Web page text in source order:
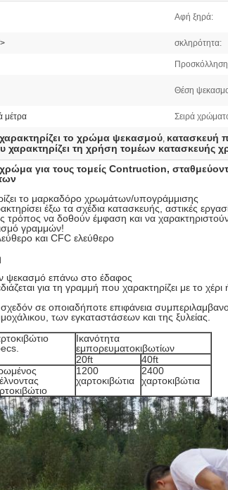
Αφή ξηρά:
σκληρότητα:
Θέση
μέτρα Σειρά
το χρώμα ψεκασμού, κατασκευή
χαρακτηρίζει τη χρήση τομέων κατασκευής
για τους τομείς Contruction,
το μαρκαδόρο χρωμάτων/υπογράμμισης
έξω τα σχέδια κατασκευής, αστικές
τρόπος να δοθούν έμφαση και να
γραμμών!
και CFC ελεύθερο
ψεκασμό επάνω στο έδαφος
για τη γραμμή που χαρακτηρίζει με το
σε οποιαδήποτε επιφάνεια
των εγκαταστάσεων και της ξυλείας.
Ικανότητα
εμπορευματοκιβωτίων
20ft
40ft
1200
χαρτοκιβώτια
2400
χαρτοκιβώτια